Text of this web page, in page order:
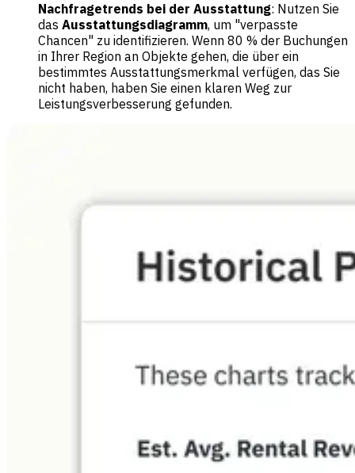
Nachfragetrends bei der Ausstattung: Nutzen Sie
das Ausstattungsdiagramm, um "verpasste
Chancen" zu identifizieren. Wenn 80 % der Buchungen
in Ihrer Region an Objekte gehen, die über ein
bestimmtes Ausstattungsmerkmal verfügen, das Sie
nicht haben, haben Sie einen klaren Weg zur
Leistungsverbesserung gefunden.